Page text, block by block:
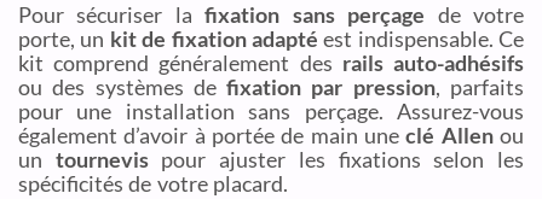
Pour sécuriser lafixation sans perçage de votre
porte, un kit de fixation adapté est indispensable. Ce
kit comprend généralement des rails auto-adhésifs
ou des systèmes defixation par pression, parfaits
pour une installation sans perçage. Assurez-vous
également d’avoir à portée de main uneclé Allenou
un tournevispour ajuster les fixations selon les
spécificités de votre placard.